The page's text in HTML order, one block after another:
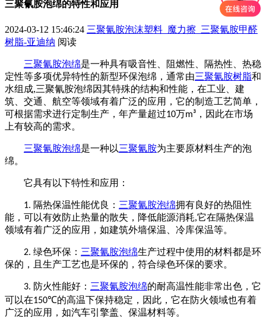
三聚氰胺泡绵的特性和应用
2024-03-12 15:46:24 三聚氰胺泡沫塑料_魔力擦_三聚氰胺甲醛
树脂-亚迪纳 阅读
三聚氰胺泡绵是一种具有吸音性、阻燃性、隔热性、热稳
定性等多项优异特性的新型环保泡绵，通常由三聚氰胺树脂和
水组成,三聚氰胺泡绵因其特殊的结构和性能，在工业、建
筑、交通、航空等领域有着广泛的应用 ， 它的制造工艺简单，
可根据需求进行定制生产，年产量超过10万m³ ，因此在市场
上有较高的需求。
三聚氰胺泡绵是一种以三聚氰胺为主要原材料生产的泡
绵。
它具有以下特性和应用：
1. 隔热保温性能优良： 三聚氰胺泡绵拥有良好的热阻性
能，可以有效防止热量的散失，降低能源消耗,它在隔热保温
领域有着广泛的应用，如建筑外墙保温、冷库保温等。
2. 绿色环保： 三聚氰胺泡绵生产过程中使用的材料都是环
保的，且生产工艺也是环保的，符合绿色环保的要求。
3. 防火性能好： 三聚氰胺泡绵的耐高温性能非常出色，它
可以在150℃的高温下保持稳定 ， 因此，它在防火领域也有着
广泛的应用，如汽车引擎盖、保温材料等。